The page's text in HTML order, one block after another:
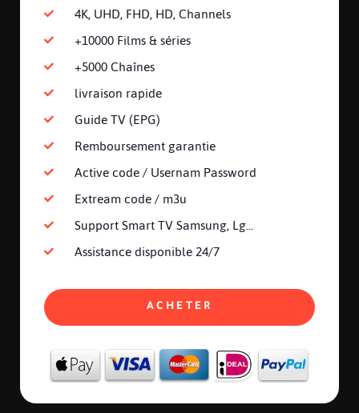
4K, UHD, FHD, HD, Channels
+10000 Films & séries
+5000 Chaînes
livraison rapide
Guide TV (EPG)
Remboursement garantie
Active code / Usernam Password
Extream code / m3u
Support Smart TV Samsung, Lg...
Assistance disponible 24/7
ACHETER